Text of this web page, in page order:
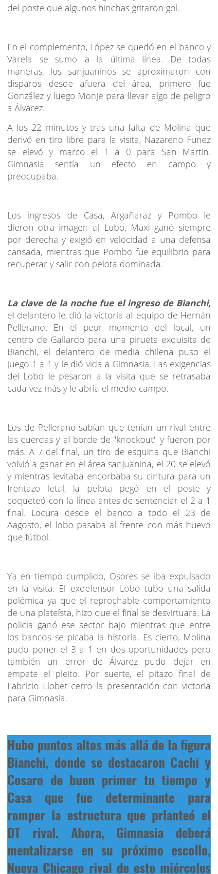
del poste que algunos hinchas gritaron gol.
En el complemento, López se quedó en el banco y
Varela se sumo a la última línea. De todas
maneras, los sanjuaninos se aproximaron con
disparos desde afuera del área, primero fue
González y luego Monje para llevar algo de peligro
a Álvarez.
A los 22 minutos y tras una falta de Molina que
derivó en tiro libre para la visita, Nazareno Funez
se elevó y marco el 1 a 0 para San Martin.
Gimnasia sentía un efecto en campo y
preocupaba.
Los ingresos de Casa, Argañaraz y Pombo le
dieron otra imagen al Lobo, Maxi ganó siempre
por derecha y exigió en velocidad a una defensa
cansada, mientras que Pombo fue equilibrio para
recuperar y salir con pelota dominada.
La clave de la noche fue el ingreso de Bianchi,
el delantero le dió la victoria al equipo de Hernán
Pellerano. En el peor momento del local, un
centro de Gallardo para una pirueta exquisita de
Bianchi, el delantero de media chilena puso el
juego 1 a 1 y le dió vida a Gimnasia. Las exigencias
del Lobo le pesaron a la visita que se retrasaba
cada vez más y le abría el medio campo.
Los de Pellerano sabían que tenían un rival entre
las cuerdas y al borde de "knockout" y fueron por
más. A 7 del final, un tiro de esquina que Bianchi
volvió a ganar en el área sanjuanina, el 20 se elevó
y mientras levitaba encorbaba su cintura para un
frentazo letal, la pelota pegó en el poste y
coqueteó con la línea antes de sentenciar el 2 a 1
final. Locura desde el banco a todo el 23 de
Aagosto, el lobo pasaba al frente con más huevo
que fútbol.
Ya en tiempo cumplido, Osores se iba expulsado
en la visita. El exdefensor Lobo tubo una salida
polémica ya que el reprochable comportamiento
de una plateísta, hizo que el final se desvirtuara. La
policía ganó ese sector bajo mientras que entre
los bancos se picaba la historia. Es cierto, Molina
pudo poner el 3 a 1 en dos oportunidades pero
también un error de Álvarez pudo dejar en
empate el pleito. Por suerte, el pitazo final de
Fabricio Llobet cerro la presentación con victoria
para Gimnasia.
Hubo puntos altos más allá de la figura
Bianchi, donde se destacaron Cachi y
Cosaro de buen primer tu tiempo y
Casa que fue determinante para
romper la estructura que prlanteó el
DT rival. Ahora, Gimnasia deberá
mentalizarse en su próximo escollo,
Nueva Chicago rival de este miércoles